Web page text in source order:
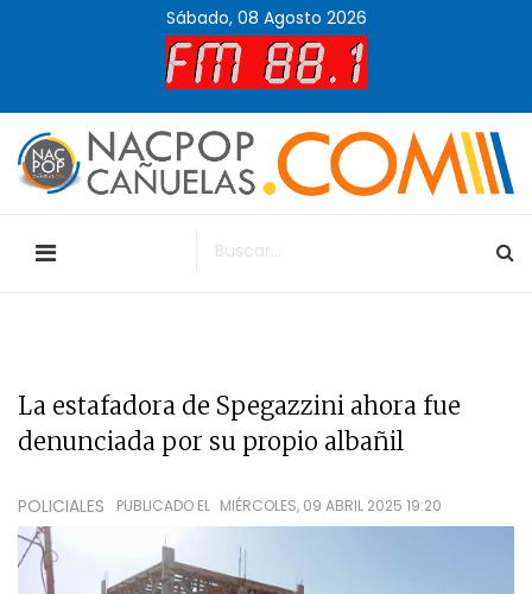
Sábado, 08 Agosto 2026
La estafadora de Spegazzini ahora fue
denunciada por su propio albañil
POLICIALES PUBLICADO EL MIÉRCOLES, 09 ABRIL 2025 19:20